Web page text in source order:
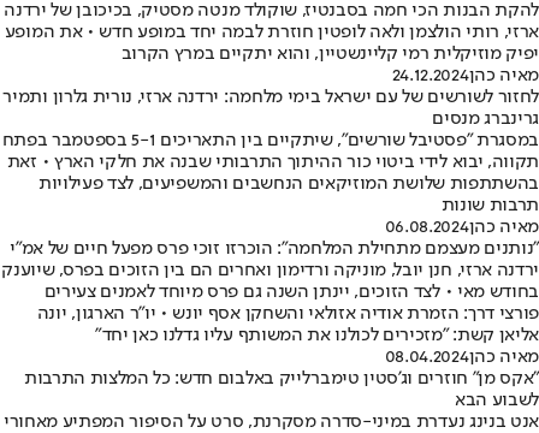
להקת הבנות הכי חמה בסבנטיז, שוקולד מנטה מסטיק, בכיכובן של ירדנה
ארזי, רותי הולצמן ולאה לופטין חוזרת לבמה יחד במופע חדש • את המופע
יפיק מוזיקלית רמי קליינשטיין, והוא יתקיים במרץ הקרוב
מאיה כהן24.12.2024
לחזור לשורשים של עם ישראל בימי מלחמה: ירדנה ארזי, נורית גלרון ותמיר
גרינברג מנסים
במסגרת "פסטיבל שורשים", שיתקיים בין התאריכים 5-1 בספטמבר בפתח
תקווה, יבוא לידי ביטוי כור ההיתוך התרבותי שבנה את חלקי הארץ • זאת
בהשתתפות שלושת המוזיקאים הנחשבים והמשפיעים, לצד פעילויות
תרבות שונות
מאיה כהן06.08.2024
"נותנים מעצמם מתחילת המלחמה": הוכרזו זוכי פרס מפעל חיים של אמ"י
ירדנה ארזי, חנן יובל, מוניקה ורדימון ואחרים הם בין הזוכים בפרס, שיוענק
בחודש מאי • לצד הזוכים, יינתן השנה גם פרס מיוחד לאמנים צעירים
פורצי דרך: הזמרת אודיה אזולאי והשחקן אסף יונש • יו"ר הארגון, יונה
אליאן קשת: "מזכירים לכולנו את המשותף עליו גדלנו כאן יחד"
מאיה כהן08.04.2024
"אקס מן" חוזרים וג'סטין טימברלייק באלבום חדש: כל המלצות התרבות
לשבוע הבא
אנט בנינג נעדרת במיני-סדרה מסקרנת, סרט על הסיפור המפתיע מאחורי